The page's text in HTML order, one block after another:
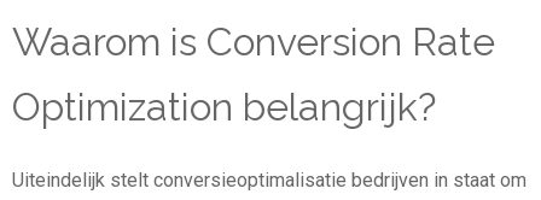
Waarom is Conversion Rate
Optimization belangrijk?
Uiteindelijk stelt conversieoptimalisatie bedrijven in staat om